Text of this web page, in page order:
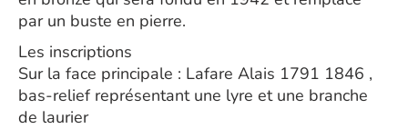
par un buste en pierre.
Les inscriptions
Sur la face principale : Lafare Alais 1791 1846 ,
bas-relief représentant une lyre et une branche
de laurier